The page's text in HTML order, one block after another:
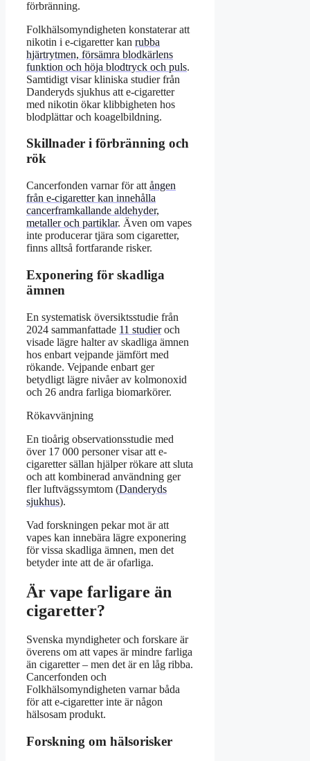
förbränning.
Folkhälsomyndigheten konstaterar att
nikotin i e-cigaretter kan rubba
hjärtrytmen, försämra blodkärlens
funktion och höja blodtryck och puls.
Samtidigt visar kliniska studier från
Danderyds sjukhus att e-cigaretter
med nikotin ökar klibbigheten hos
blodplättar och koagelbildning.
Skillnader i förbränning och
rök
Cancerfonden varnar för att ången
från e-cigaretter kan innehålla
cancerframkallande aldehyder,
metaller och partiklar. Även om vapes
inte producerar tjära som cigaretter,
finns alltså fortfarande risker.
Exponering för skadliga
ämnen
En systematisk översiktsstudie från
2024 sammanfattade 11 studieroch
visade lägre halter av skadliga ämnen
hos enbart vejpande jämfört med
rökande. Vejpande enbart ger
betydligt lägre nivåer av kolmonoxid
och 26 andra farliga biomarkörer.
Rökavvänjning
En tioårig observationsstudie med
över 17 000 personer visar att e-
cigaretter sällan hjälper rökare att sluta
och att kombinerad användning ger
fler luftvägssymtom (Danderyds
sjukhus).
Vad forskningen pekar mot är att
vapes kan innebära lägre exponering
för vissa skadliga ämnen, men det
betyder inte att de är ofarliga.
Är vape farligare än
cigaretter?
Svenska myndigheter och forskare är
överens om att vapes är mindre farliga
än cigaretter – men det är en låg ribba.
Cancerfonden och
Folkhälsomyndigheten varnar båda
för att e-cigaretter inte är någon
hälsosam produkt.
Forskning om hälsorisker